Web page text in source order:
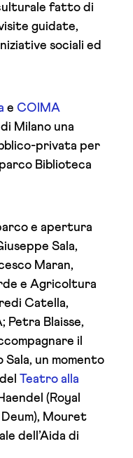
fatto di
guidate,
sociali ed
e COIMA
Milano una
privata per
Biblioteca
e apertura
Sala,
Maran,
e Agricoltura
Catella,
Petra Blaisse,
il
un momento
Teatro alla
(Royal
Mouret
dell’Aida di